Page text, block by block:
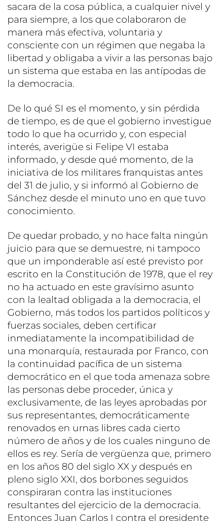
sacara de la cosa pública, a cualquier nivel y
para siempre, a los que colaboraron de
manera más efectiva, voluntaria y
consciente con un régimen que negaba la
libertad y obligaba a vivir a las personas bajo
un sistema que estaba en las antípodas de
la democracia.
De lo qué SI es el momento, y sin pérdida
de tiempo, es de que el gobierno investigue
todo lo que ha ocurrido y, con especial
interés, averigüe si Felipe VI estaba
informado, y desde qué momento, de la
iniciativa de los militares franquistas antes
del 31 de julio, y si informó al Gobierno de
Sánchez desde el minuto uno en que tuvo
conocimiento.
De quedar probado, y no hace falta ningún
juicio para que se demuestre, ni tampoco
que un imponderable así esté previsto por
escrito en la Constitución de 1978, que el rey
no ha actuado en este gravísimo asunto
con la lealtad obligada a la democracia, el
Gobierno, más todos los partidos políticos y
fuerzas sociales, deben certificar
inmediatamente la incompatibilidad de
una monarquía, restaurada por Franco, con
la continuidad pacífica de un sistema
democrático en el que toda amenaza sobre
las personas debe proceder, única y
exclusivamente, de las leyes aprobadas por
sus representantes, democráticamente
renovados en urnas libres cada cierto
número de años y de los cuales ninguno de
ellos es rey. Sería de vergüenza que, primero
en los años 80 del siglo XX y después en
pleno siglo XXI, dos borbones seguidos
conspiraran contra las instituciones
resultantes del ejercicio de la democracia.
Entonces Juan Carlos I contra el presidente